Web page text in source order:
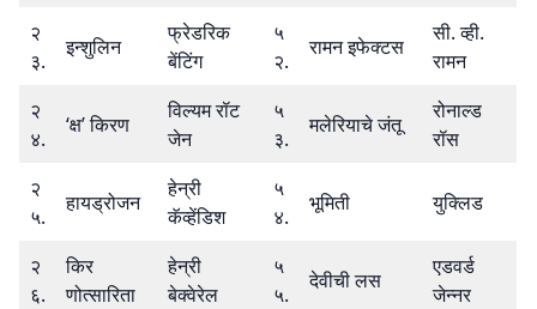
२
३.
इन्शुलिन
फ्रेडरिक
बेंटिंग
५
२.
रामन इफेक्टस
सी. व्ही.
रामन
२
४.
‘क्ष’ किरण
विल्यम रॉट
जेन
५
३.
मलेरियाचे जंतू
रोनाल्ड
रॉस
२
५.
हायड्रोजन
हेन्री
कॅव्हेंडिश
५
४.
भूमिती युक्लिड
२
६.
किर
णोत्सारिता
हेन्री
बेक्वेरेल
५
५.
देवीची लस
एडवर्ड
जेन्नर